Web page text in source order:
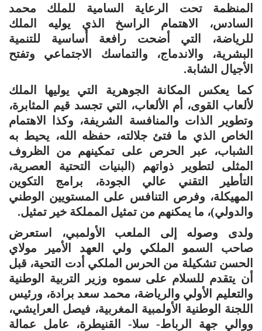
المنظمة تحت الرعاية السامية للملك محمد
السادس، الاهتمام الراسخ الذي يوليه الملك
للرياضة، التي أضحت رافعة أساسية للتنمية
البشرية، والاندماج، والتماسك الاجتماعي وتفتح
الأجيال الشابة.
كما يعكس المكانة الجوهرية التي يوليها الملك
لألعاب القوى، أم الألعاب، التي تجسد قيم المثابرة،
وتطوير الذات والمنافسة الشريفة، وكذا الاهتمام
الخاص الذي ما فتئ جلالته، حفظه الله، يحيط به
الشباب، عبر الحرص على تمكينهم من الظروف
المثلى لتطوير ذواتهم (البنيات التحتية العصرية،
التأطير التقني عالي الجودة، برامج التكوين
المهيكلة، وفرص التنافس على المستويين الوطني
والدولي)، ما يمكنهم من تمثيل المملكة خير تمثيل.
ولدى وصوله إلى الملعب الأولمبي، استعرض
صاحب السمو الملكي ولي العهد الأمير مولاي
الحسن تشكيلة من الحرس الملكي أدت التحية، قبل
أن يتقدم للسلام على سموه وزير التربية الوطنية
والتعليم الأولي والرياضة، محمد سعد برادة، ورئيس
اللجنة الوطنية الأولمبية المغربية، فيصل العرايشي،
ووالي جهة الرباط- سلا- القنيطرة، عامل عمالة